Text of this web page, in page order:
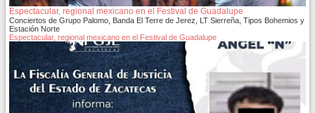
Espectacular, regional mexicano en el Festival de Guadalupe
Conciertos de Grupo Palomo, Banda El Terre de Jerez, LT Sierreña, Tipos Bohemios y
Estación Norte
Espectacular, regional mexicano en el Festival de Guadalupe